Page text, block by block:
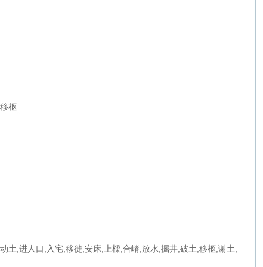
柩
土,进人口,入宅,移徙,安床,上樑,合嵴,放水,掘井,破土,移柩,谢土,